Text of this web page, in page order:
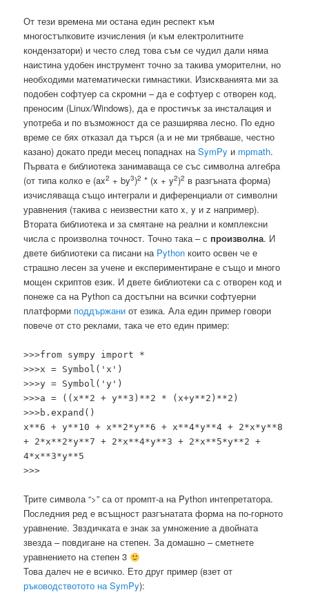
От тези времена ми остана един респект към
многостъпковите изчисления (и към електролитните
кондензатори) и често след това съм се чудил дали няма
наистина удобен инструмент точно за такива уморителни, но
необходими математически гимнастики. Изискванията ми за
подобен софтуер са скромни – да е софтуер с отворен код,
преносим (Linux/Windows), да е простичък за инсталация и
употреба и по възможност да се разширява лесно. По едно
време се бях отказал да търся (а и не ми трябваше, честно
казано) докато преди месец попаднах наSymPy и mpmath.
Първата е библиотека занимаваща се със символна алгебра
(от типа колко е (ax2 + by3)2 * (x + y2)2 в разгъната форма)
изчисляваща също интеграли и диференциали от символни
уравнения (такива с неизвестни като x, y и z например).
Втората библиотека и за смятане на реални и комплексни
числа с произволна точност. Точно така – с произволна. И
двете библиотеки са писани на Python които освен че е
страшно лесен за учене и експериментиране е също и много
мощен скриптов език. И двете библиотеки са с отворен код и
понеже са на Python са достъпни на всички софтуерни
платформи поддържани от езика. Ала един пример говори
повече от сто реклами, така че ето един пример:
>>>from sympy import *
>>>x = Symbol('x')
>>>y = Symbol('y')
>>>a = ((x**2 + y**3)**2 * (x+y**2)**2)
>>>b.expand()
x**6 + y**10 + x**2*y**6 + x**4*y**4 + 2*x*y**8
+ 2*x**2*y**7 + 2*x**4*y**3 + 2*x**5*y**2 +
4*x**3*y**5
>>>
Трите символа “>” са от промпт-а на Python интепретатора.
Последния ред е всъщност разгънатата форма на по-горното
уравнение. Звздичката е знак за умножение а двойната
звезда – повдигане на степен. За домашно – сметнете
уравнението на степен 3
Това далеч не е всичко. Ето друг пример (взет от
ръководствотото на SymPy):